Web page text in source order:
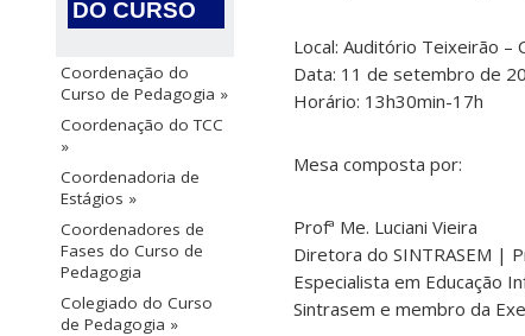
DO CURSO
Coordenação do
Curso de Pedagogia »
Coordenação do TCC
»
Coordenadoria de
Estágios »
Coordenadores de
Fases do Curso de
Pedagogia
Colegiado do Curso
de Pedagogia »
Local: Auditório Teixeirão –
Data: 11 de setembro de
Horário: 13h30min-17h
Mesa composta por:
Profª Me. Luciani Vieira
Diretora do SINTRASEM |
Especialista em Educação
Sintrasem e membro da